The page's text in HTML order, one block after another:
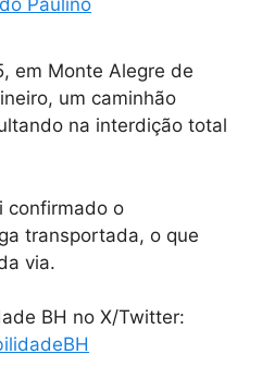
Paulino
em Monte Alegre de
um caminhão
na interdição total
confirmado o
transportada, o que
via.
BH no X/Twitter: